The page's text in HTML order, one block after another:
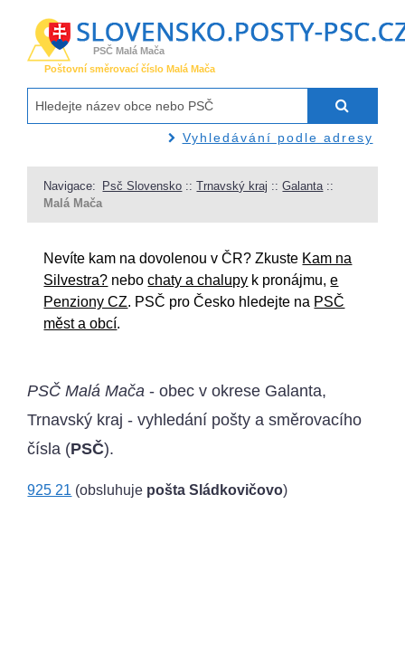
PSČ Malá Mača
Poštovní směrovací číslo Malá Mača
Vyhledávání podle adresy
Navigace: Psč Slovensko ::Trnavský kraj ::Galanta ::
Malá Mača
Nevíte kam na dovolenou v ČR? Zkuste Kam na
Silvestra? nebochaty a chalupy k pronájmu,e
Penziony CZ. PSČ pro Česko hledejte na PSČ
měst a obcí.
PSČ Malá Mača - obec v okrese Galanta,
Trnavský kraj - vyhledání pošty a směrovacího
čísla (PSČ).
925 21 (obsluhuje pošta Sládkovičovo)